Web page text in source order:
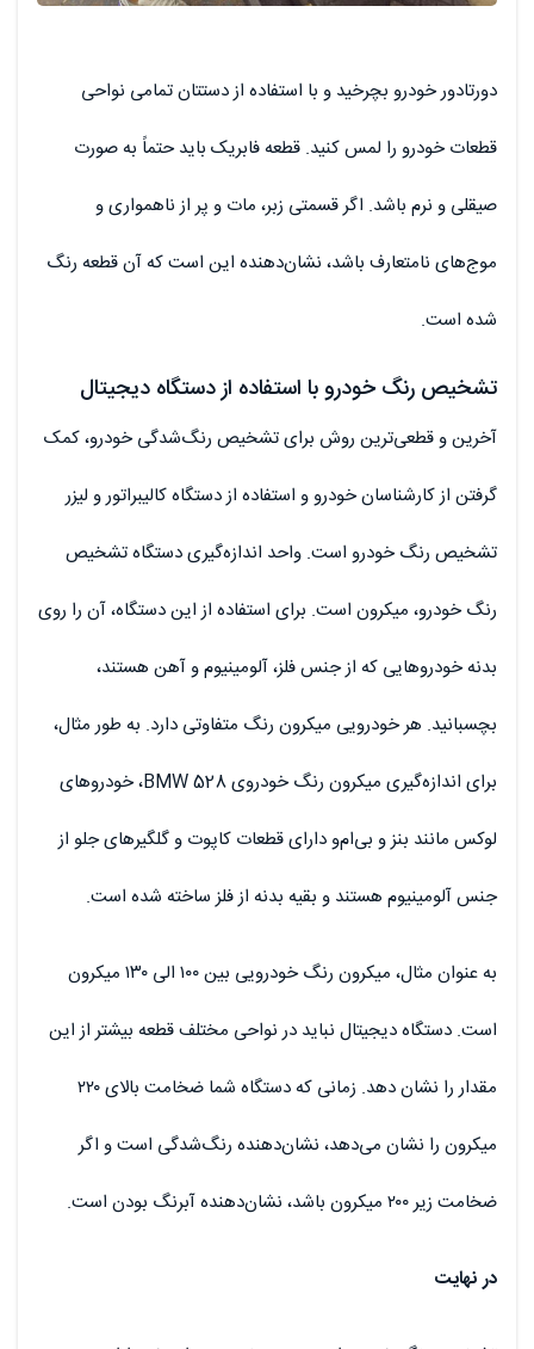
دورتادور خودرو بچرخید و با استفاده از دستتان تمامی نواحی
قطعات خودرو را لمس کنید. قطعه فابریک باید حتماً به صورت
صیقلی و نرم باشد. اگر قسمتی زبر، مات و پر از ناهمواری و
موج‌های نامتعارف باشد، نشان‌دهنده این است که آن قطعه رنگ
شده است.
تشخیص رنگ خودرو با استفاده از دستگاه دیجیتال
آخرین و قطعی‌ترین روش برای تشخیص رنگ‌شدگی خودرو، کمک
گرفتن از کارشناسان خودرو و استفاده از دستگاه کالیبراتور و لیزر
تشخیص رنگ خودرو است. واحد اندازه‌گیری دستگاه تشخیص
رنگ خودرو، میکرون است. برای استفاده از این دستگاه، آن را روی
بدنه خودروهایی که از جنس فلز، آلومینیوم و آهن هستند،
بچسبانید. هر خودرویی میکرون رنگ متفاوتی دارد. به طور مثال،
برای اندازه‌گیری میکرون رنگ خودروی BMW 528، خودروهای
لوکس مانند بنز و بی‌ام‌و دارای قطعات کاپوت و گلگیرهای جلو از
جنس آلومینیوم هستند و بقیه بدنه از فلز ساخته شده است.
به عنوان مثال، میکرون رنگ خودرویی بین ۱۰۰ الی ۱۳۰ میکرون
است. دستگاه دیجیتال نباید در نواحی مختلف قطعه بیشتر از این
مقدار را نشان دهد. زمانی که دستگاه شما ضخامت بالای ۲۲۰
میکرون را نشان می‌دهد، نشان‌دهنده رنگ‌شدگی است و اگر
ضخامت زیر ۲۰۰ میکرون باشد، نشان‌دهنده آبرنگ بودن است.
در نهایت